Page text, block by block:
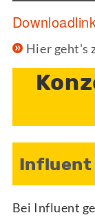
Hier geht's
Influent
Bei Influent